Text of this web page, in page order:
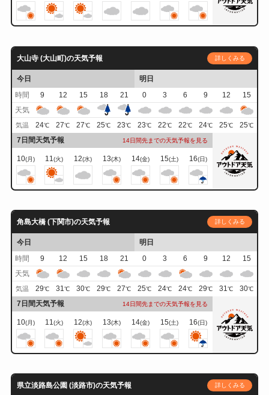
大山寺 (大山町)の天気予報 詳しくみる
今日
明日
時間
9 12 15 18 21 0 3 6 9 12
15
天気
気温 24℃ 27℃ 27℃ 25℃ 23℃ 23℃ 22℃ 22℃ 24℃ 25℃ 25℃
7日間天気予報 14日間先までの天気予報を見る
10(月) 11(火) 12(水) 13(木) 14(金) 15(土) 16(日)
角島大橋 (下関市)の天気予報 詳しくみる
今日
明日
時間
9 12 15 18 21 0 3 6 9 12
15
天気
気温 29℃ 31℃ 30℃ 29℃ 27℃ 25℃ 24℃ 24℃ 29℃ 31℃ 30℃
7日間天気予報 14日間先までの天気予報を見る
10(月) 11(火) 12(水) 13(木) 14(金) 15(土) 16(日)
県立淡路島公園 (淡路市)の天気予報 詳しくみる